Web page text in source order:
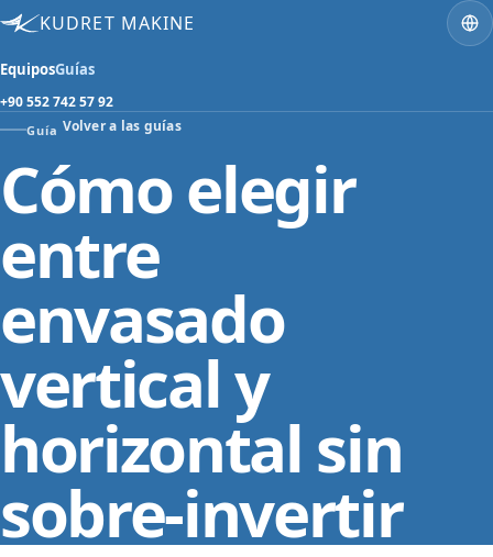
KUDRET MAKINE
EquiposGuías
+90 552 742 57 92
Guía Volver a las guías
Cómo elegir
entre
envasado
vertical y
horizontal sin
sobre-invertir